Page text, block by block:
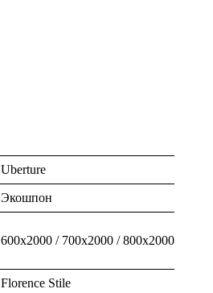
Uberture
Экошпон
600x2000 / 700x2000 / 800x2000 /
Florence Stile